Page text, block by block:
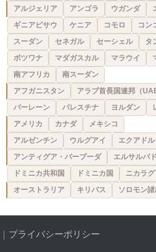
アルジェリア アンゴラ ウガンダ
ギニアビサウ
ケニア コモロ コン
スーダン
セネガル セーシェル タ
ボツワナ
マダガスカル マラウイ
南アフリカ
南スーダン
アフガニスタン アラブ首長国連邦（UAE
バーレーン
パレスチナ ヨルダン
アメリカ カナダ メキシコ
アルゼンチン ウルグアイ エクアドル
アンティグア・バーブーダ エルサルバ
ドミニカ共和国
ドミニカ国 ニカラ
オーストラリア キリバス ソロモン諸
｜ プライバシーポリシー